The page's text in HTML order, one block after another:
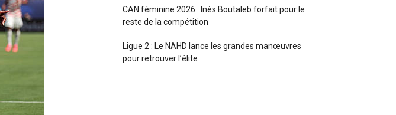
CAN féminine 2026 : Inès Boutaleb forfait pour le
reste de la compétition
Ligue 2 : Le NAHD lance les grandes manœuvres
pour retrouver l’élite